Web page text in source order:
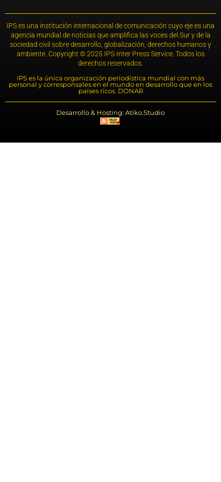
IPS es una institución internacional de comunicación cuyo eje es una
agencia mundial de noticias que amplifica las voces del Sur y de la
sociedad civil sobre desarrollo, globalización, derechos humanos y
ambiente. Copyright © 2025 IPS-Inter Press Service. Todos los
derechos reservados.
IPS es la única organización periodística mundial con más
personal y corresponsales en el mundo en desarrollo que en los
países ricos. DONAR
Desarrollo & Hosting: Atiko.Studio